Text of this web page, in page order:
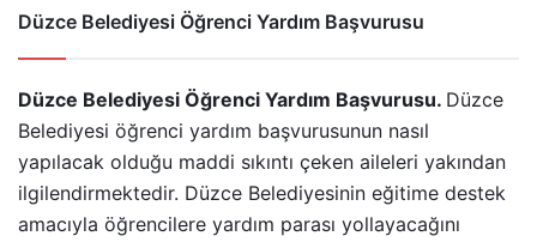
Düzce Belediyesi Öğrenci Yardım Başvurusu
Düzce Belediyesi Öğrenci Yardım Başvurusu. Düzce
Belediyesi öğrenci yardım başvurusunun nasıl
yapılacak olduğu maddi sıkıntı çeken aileleri yakından
ilgilendirmektedir. Düzce Belediyesinin eğitime destek
amacıyla öğrencilere yardım parası yollayacağını